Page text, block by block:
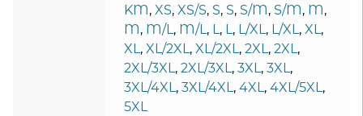
KM, XS, XS/S, S, S, S/M, S/M, M,
M, M/L, M/L, L, L, L/XL, L/XL, XL,
XL, XL/2XL, XL/2XL, 2XL, 2XL,
2XL/3XL, 2XL/3XL, 3XL, 3XL,
3XL/4XL, 3XL/4XL, 4XL, 4XL/5XL,
5XL